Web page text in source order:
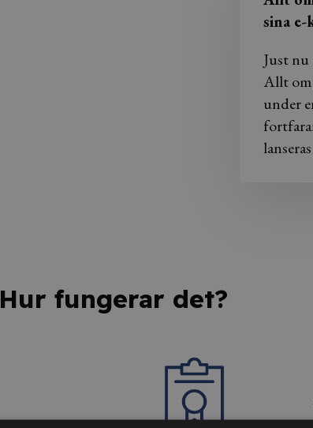
sina
Just
Allt om
under
Hur fungerar det?